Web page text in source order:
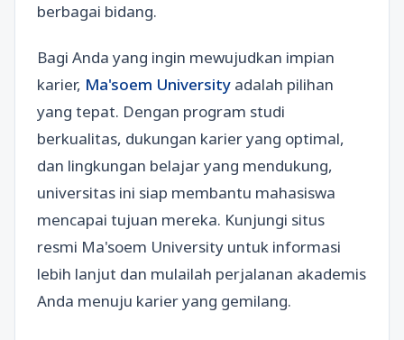
berbagai bidang.
Bagi Anda yang ingin mewujudkan impian
karier, Ma'soem University adalah pilihan
yang tepat. Dengan program studi
berkualitas, dukungan karier yang optimal,
dan lingkungan belajar yang mendukung,
universitas ini siap membantu mahasiswa
mencapai tujuan mereka. Kunjungi situs
resmi Ma'soem University untuk informasi
lebih lanjut dan mulailah perjalanan akademis
Anda menuju karier yang gemilang.